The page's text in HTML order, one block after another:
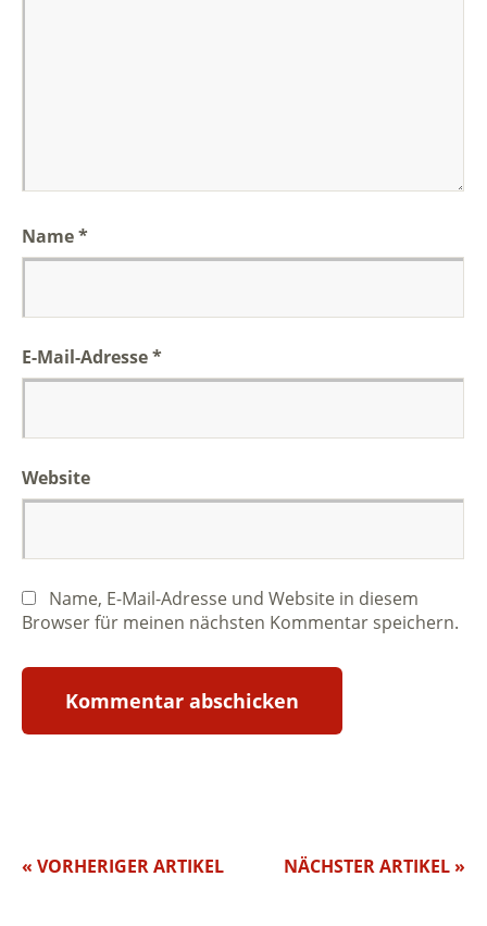
Name*
E-Mail-Adresse*
Website
Name, E-Mail-Adresse und Website in diesem
Browser für meinen nächsten Kommentar speichern.
NÄCHSTER ARTIKEL »
« VORHERIGER ARTIKEL